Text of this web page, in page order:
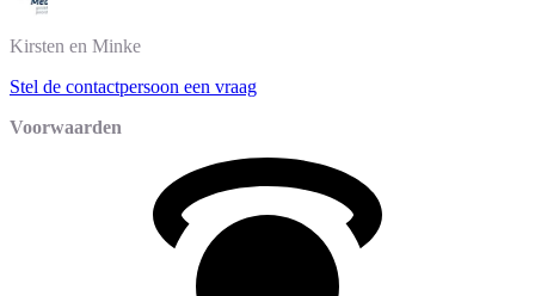
Kirsten en Minke
Stel de contactpersoon een vraag
Voorwaarden